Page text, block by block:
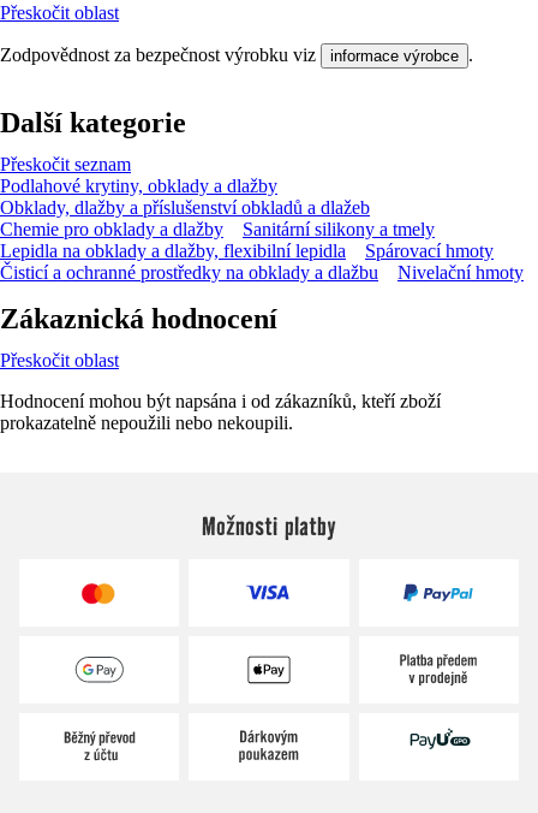
Přeskočit oblast
Zodpovědnost za bezpečnost výrobku viz informace výrobce .
Další kategorie
Přeskočit seznam
Podlahové krytiny, obklady a dlažby
Obklady, dlažby a příslušenství obkladů a dlažeb
Chemie pro obklady a dlažby
Sanitární silikony a tmely
Lepidla na obklady a dlažby, flexibilní lepidla
Spárovací hmoty
Čisticí a ochranné prostředky na obklady a dlažbu
Nivelační hmoty
Zákaznická hodnocení
Přeskočit oblast
Hodnocení mohou být napsána i od zákazníků, kteří zboží
prokazatelně nepoužili nebo nekoupili.
Možnosti platby